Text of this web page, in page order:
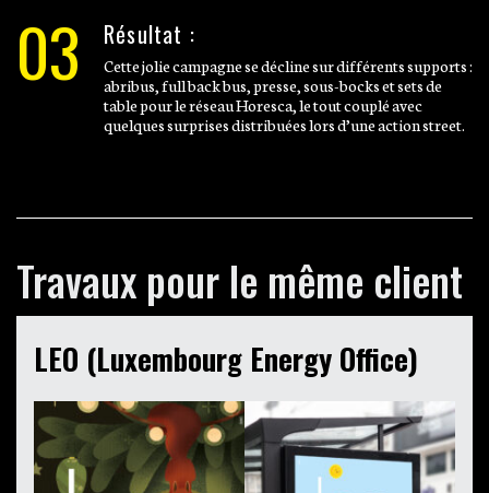
03 Résultat :
Cette jolie campagne se décline sur différents supports :
abribus, full back bus, presse, sous-bocks et sets de
table pour le réseau Horesca, le tout couplé avec
quelques surprises distribuées lors d’une action street.
Travaux pour le même client
LEO (Luxembourg Energy Office)